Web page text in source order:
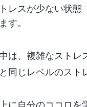
レスが少ない状
す。
は、複雑なストレ
同じレベルのスト
に自分のココロを